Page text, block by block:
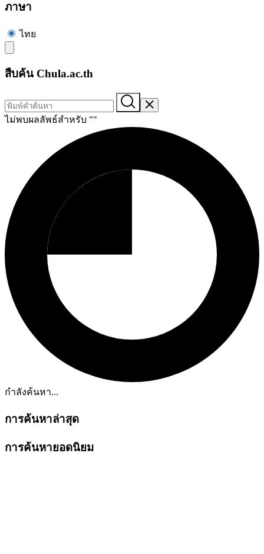
ภาษา
ไทย
สืบค้น Chula.ac.th
ไม่พบผลลัพธ์สำหรับ ""
กำลังค้นหา...
การค้นหาล่าสุด
การค้นหายอดนิยม